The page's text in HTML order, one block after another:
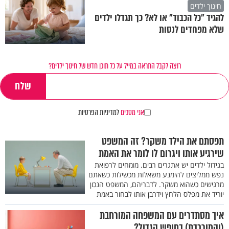
חינוך ילדים
להגיד "כל הכבוד" או לא? כך תגדלו ילדים
שלא מפחדים לנסות
רוצה לקבל התראה במייל על כל תוכן חדש של חינוך ילדים?
אני מסכיםלמדיניות הפרטיות
תפסתם את הילד משקר? זה המשפט
שירגיע אותו ויגרום לו לומר את האמת
בגידול ילדים יש אתגרים רבים. מומחים לרפואת
נפש ממליצים להימנע משאלות מכשילות כשאתם
מרגישים כשהוא משקר. לדבריהם, המשפט הנכון
יוריד את מפלס הלחץ וידרבן אותו לבחור באמת
איך מסתדרים עם המשפחה המורחבת